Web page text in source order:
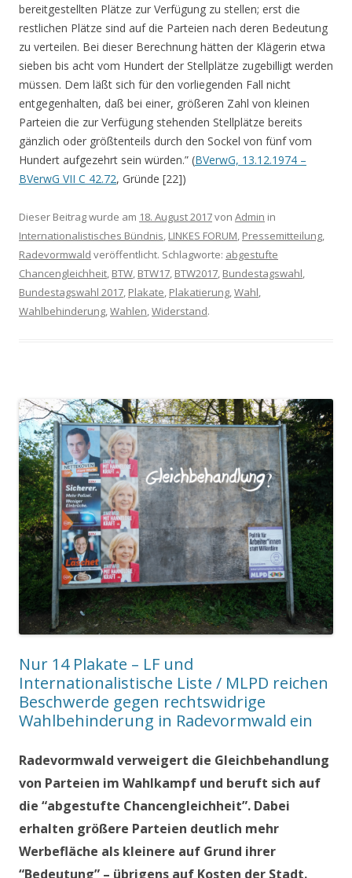
bereitgestellten Plätze zur Verfügung zu stellen; erst die
restlichen Plätze sind auf die Parteien nach deren Bedeutung
zu verteilen. Bei dieser Berechnung hätten der Klägerin etwa
sieben bis acht vom Hundert der Stellplätze zugebilligt werden
müssen. Dem läßt sich für den vorliegenden Fall nicht
entgegenhalten, daß bei einer, größeren Zahl von kleinen
Parteien die zur Verfügung stehenden Stellplätze bereits
gänzlich oder größtenteils durch den Sockel von fünf vom
Hundert aufgezehrt sein würden.” (BVerwG, 13.12.1974 –
BVerwG VII C 42.72, Gründe [22])
Dieser Beitrag wurde am 18. August 2017von Admin in
Internationalistisches Bündnis, LINKES FORUM, Pressemitteilung,
Radevormwald veröffentlicht. Schlagworte: abgestufte
Chancengleichheit, BTW, BTW17, BTW2017, Bundestagswahl,
Bundestagswahl 2017, Plakate, Plakatierung,Wahl,
Wahlbehinderung,Wahlen,Widerstand.
Nur 14 Plakate – LF und
Internationalistische Liste / MLPD reichen
Beschwerde gegen rechtswidrige
Wahlbehinderung in Radevormwald ein
Radevormwald verweigert die Gleichbehandlung
von Parteien im Wahlkampf und beruft sich auf
die “abgestufte Chancengleichheit”. Dabei
erhalten größere Parteien deutlich mehr
Werbefläche als kleinere auf Grund ihrer
“Bedeutung” – übrigens auf Kosten der Stadt.